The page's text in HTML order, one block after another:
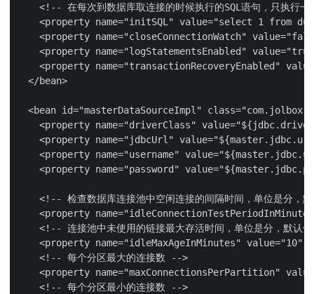
<!-- 在每次到数据库取连接的时候执行的SQL语句，只执行一
<property name="initSQL" value="select 1 from
<property name="closeConnectionWatch"
<property name="logStatementsEnabled"
<property name="transactionRecoveryEnabled"
  </bean>
<bean id="masterDataSourceImpl"
<property name="driverClass"
<property name="jdbcUrl"
<property name="username"
<property name="password"
<!-- 检查数据库连接池中空闲连接的间隔时间，单位是分，
<property
<!-- 连接池中未使用的链接最大存活时间，单位是分，默认
<property name="idleMaxAgeInMinutes" value="10"
    <!-- 每个分区最大的连接数 -->
<property name="maxConnectionsPerPartition"
    <!-- 每个分区最小的连接数 -->